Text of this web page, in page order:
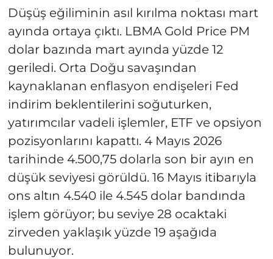
Düşüş eğiliminin asıl kırılma noktası mart
ayında ortaya çıktı. LBMA Gold Price PM
dolar bazında mart ayında yüzde 12
geriledi. Orta Doğu savaşından
kaynaklanan enflasyon endişeleri Fed
indirim beklentilerini soğuturken,
yatırımcılar vadeli işlemler, ETF ve opsiyon
pozisyonlarını kapattı. 4 Mayıs 2026
tarihinde 4.500,75 dolarla son bir ayın en
düşük seviyesi görüldü. 16 Mayıs itibarıyla
ons altın 4.540 ile 4.545 dolar bandında
işlem görüyor; bu seviye 28 ocaktaki
zirveden yaklaşık yüzde 19 aşağıda
bulunuyor.